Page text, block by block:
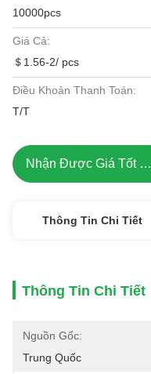
10000pcs
Giá Cả:
＄1.56-2/ pcs
Điều Khoản Thanh Toán:
T/T
Nhận Được Giá Tốt Nhất
Thông Tin Chi Tiết
Thông Tin Chi Tiết
Nguồn Gốc:
Trung Quốc